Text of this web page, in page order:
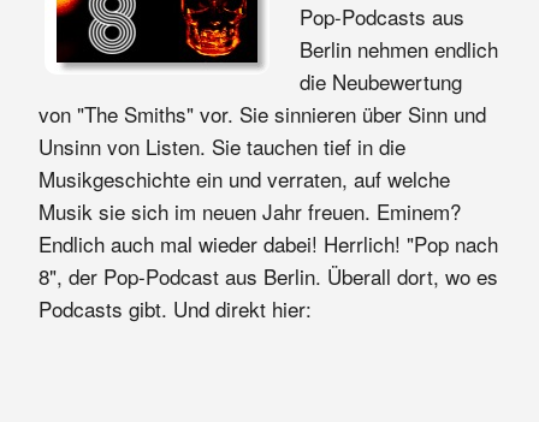
Pop-Podcasts aus
Berlin nehmen endlich
die Neubewertung
von "The Smiths" vor. Sie sinnieren über Sinn und
Unsinn von Listen. Sie tauchen tief in die
Musikgeschichte ein und verraten, auf welche
Musik sie sich im neuen Jahr freuen. Eminem?
Endlich auch mal wieder dabei! Herrlich! "Pop nach
8", der Pop-Podcast aus Berlin. Überall dort, wo es
Podcasts gibt. Und direkt hier: